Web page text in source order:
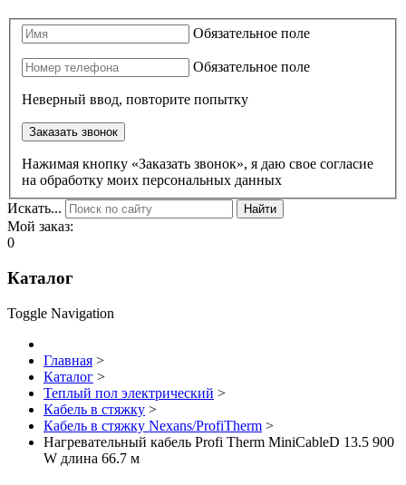
Обязательное поле
Обязательное поле
Неверный ввод, повторите попытку
Заказать звонок
Нажимая кнопку «Заказать звонок», я даю свое согласие
на обработку моих персональных данных
Искать...
Найти
Мой заказ:
0
Каталог
Toggle Navigation
Главная >
Каталог >
Теплый пол электрический >
Кабель в стяжку >
Кабель в стяжку Nexans/ProfiTherm >
Нагревательный кабель Profi Therm MiniCableD 13.5 900
W длина 66.7 м